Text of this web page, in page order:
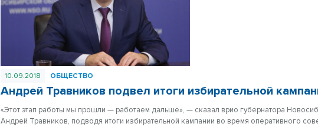
10.09.2018 ОБЩЕСТВО
Андрей Травников подвел итоги избирательной
«Этот этап работы мы прошли — работаем дальше», — сказал врио губернатора
Андрей Травников, подводя итоги избирательной кампании во время оперативного